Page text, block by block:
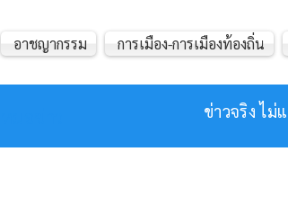
ข่าวจริง ไ
อาชญากรรม การเมือง-การเมืองท้องถิ่น